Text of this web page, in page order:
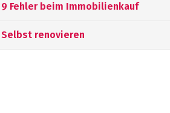
9 Fehler beim Immobilienkauf
Selbst renovieren